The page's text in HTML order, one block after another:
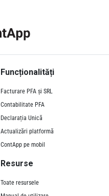
Funcționalități
Facturare PFA și SRL
Contabilitate PFA
Declarația Unică
Actualizări platformă
ContApp pe mobil
Resurse
Toate resursele